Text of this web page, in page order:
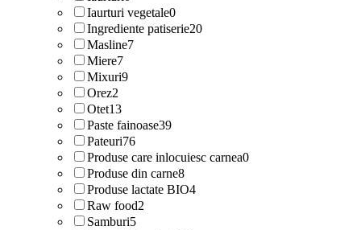
Iaurturi vegetale0
Ingrediente patiserie20
Masline7
Miere7
Mixuri9
Orez2
Otet13
Paste fainoase39
Pateuri76
Produse care inlocuiesc carnea0
Produse din carne8
Produse lactate BIO4
Raw food2
Samburi5